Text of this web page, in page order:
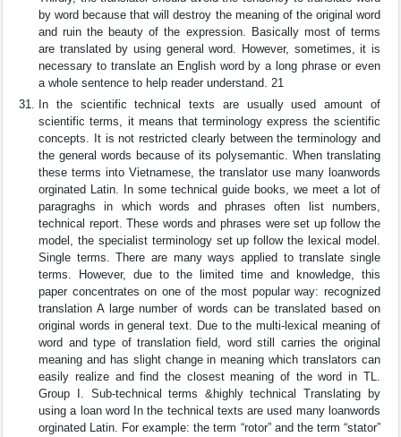
by word because that will destroy the meaning of the original word
and ruin the beauty of the expression. Basically most of terms
are translated by using general word. However, sometimes, it is
necessary to translate an English word by a long phrase or even
a whole sentence to help reader understand. 21
In the scientific technical texts are usually used amount of
scientific terms, it means that terminology express the scientific
concepts. It is not restricted clearly between the terminology and
the general words because of its polysemantic. When translating
these terms into Vietnamese, the translator use many loanwords
orginated Latin. In some technical guide books, we meet a lot of
paragraghs in which words and phrases often list numbers,
technical report. These words and phrases were set up follow the
model, the specialist terminology set up follow the lexical model.
Single terms. There are many ways applied to translate single
terms. However, due to the limited time and knowledge, this
paper concentrates on one of the most popular way: recognized
translation A large number of words can be translated based on
original words in general text. Due to the multi-lexical meaning of
word and type of translation field, word still carries the original
meaning and has slight change in meaning which translators can
easily realize and find the closest meaning of the word in TL.
Group I. Sub-technical terms &highly technical Translating by
using a loan word In the technical texts are used many loanwords
orginated Latin. For example: the term “rotor” and the term “stator”